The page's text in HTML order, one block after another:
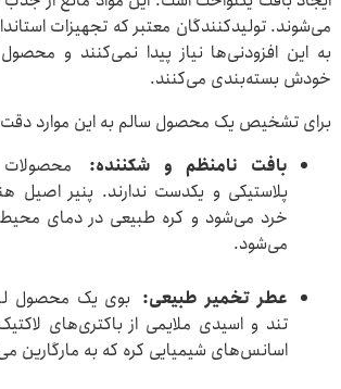
می‌شوند. تولیدکنندگان معتبر که تجهیزات
به این افزودنی‌ها نیاز پیدا نمی‌کنند و
خودش بسته‌بندی می‌کنند.
برای تشخیص یک محصول سالم به این موارد دقت
بافت نامنظم و شکننده:
پلاستیکی و یکدست ندارند. پنیر اصیل
خرد می‌شود و کره طبیعی در دمای
می‌شود.
عطر تخمیر طبیعی: بوی یک محصول
تند و اسیدی ملایمی از باکتری‌های
اسانس‌های شیمیایی کره که به مارگارین